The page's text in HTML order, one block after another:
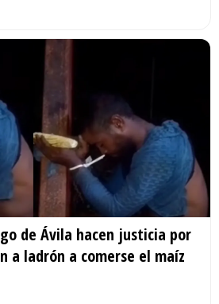
de Ávila hacen justicia por
a ladrón a comerse el maíz